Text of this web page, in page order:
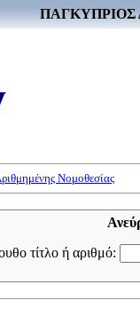
ΠΑΓΚΥΠΡΙΟΣ
Νομοθεσίας
τίτλο ή αριθμό: